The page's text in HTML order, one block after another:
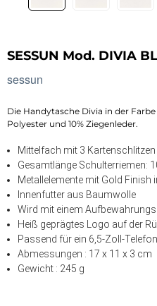
SESSUN Mod. DIVIA
sessun
Die Handytasche Divia in der
Polyester und 10% Ziegenleder.
Mittelfach mit 3 Kartenschlitzen
Gesamtlänge Schulterriemen:
Metallelemente mit Gold Finish
Innenfutter aus Baumwolle
Wird mit einem
Heiß geprägtes Logo auf der
Passend für ein 6,5-Zoll-Telefon
Abmessungen : 17 x 11 x 3 cm
Gewicht : 245 g